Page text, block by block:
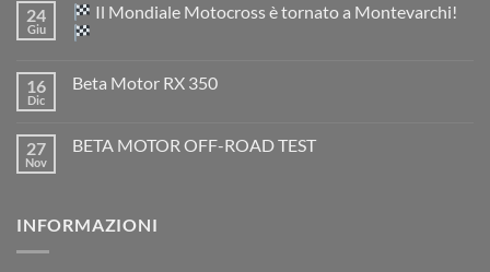
su
TM
EN
2026:
è
arrivata
24
Giu
Il Mondiale Motocross è tornato a Montevarchi!
su
Motocross
è
16
Dic
Beta Motor RX 350
Beta
27
Nov
BETA MOTOR OFF-ROAD TEST
MOTOR
INFORMAZIONI